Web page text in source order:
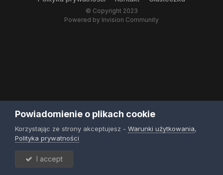
© Copyright 2023
Powered by Invision Community
Powiadomienie o plikach cookie
Korzystając ze strony akceptujesz - Warunki użytkowania,
Polityka prywatności
I accept